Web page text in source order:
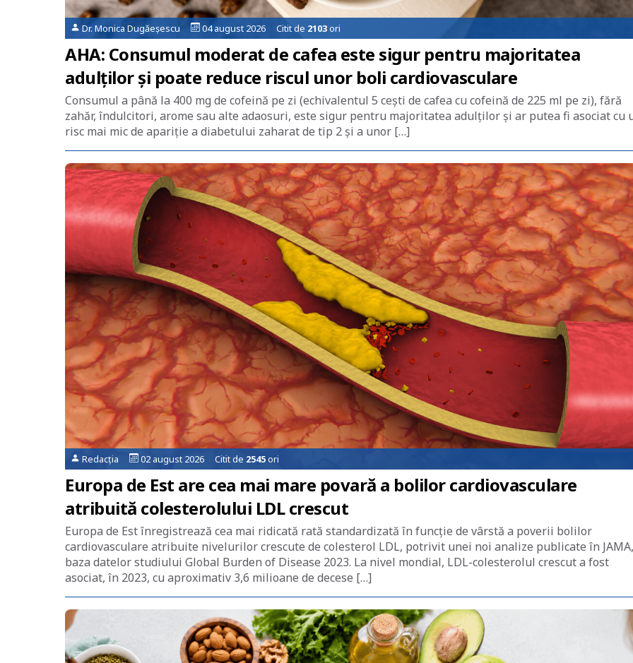
Dr. Monica Dugăeșescu 04 august 2026 Citit de 2103ori
AHA: Consumul moderat de cafea este sigur pentru majoritatea
adulților și poate reduce riscul unor boli cardiovasculare
Consumul a până la 400 mg de cofeină pe zi (echivalentul 5 cești de cafea cu cofeină de 225 ml pe zi), fără
zahăr, îndulcitori, arome sau alte adaosuri, este sigur pentru majoritatea adulților și ar putea fi asociat cu
risc mai mic de apariție a diabetului zaharat de tip 2 şi a unor […]
Redacția 02 august 2026 Citit de 2545ori
Europa de Est are cea mai mare povară a bolilor cardiovasculare
atribuită colesterolului LDL crescut
Europa de Est înregistrează cea mai ridicată rată standardizată în funcție de vârstă a poverii bolilor
cardiovasculare atribuite nivelurilor crescute de colesterol LDL, potrivit unei noi analize publicate în
baza datelor studiului Global Burden of Disease 2023. La nivel mondial, LDL-colesterolul crescut a fost
asociat, în 2023, cu aproximativ 3,6 milioane de decese […]